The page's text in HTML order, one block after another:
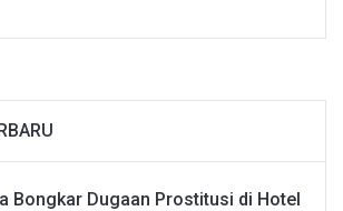
Bongkar Dugaan Prostitusi di Hotel